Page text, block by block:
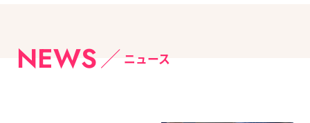
NEWS ニュース